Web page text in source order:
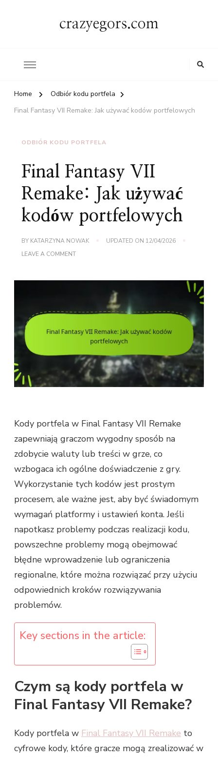
crazyegors.com
Home
Odbiór kodu portfela
Final Fantasy VII Remake: Jak używać kodów portfelowych
ODBIÓR KODU PORTFELA
Final Fantasy VII
Remake: Jak używać
kodów portfelowych
BY KATARZYNA NOWAK UPDATED ON 12/04/2026
LEAVE A COMMENTON
KODÓW
Kody portfela w Final Fantasy VII Remake
zapewniają graczom wygodny sposób na
zdobycie waluty lub treści w grze, co
wzbogaca ich ogólne doświadczenie z gry.
Wykorzystanie tych kodów jest prostym
procesem, ale ważne jest, aby być świadomym
wymagań platformy i ustawień konta. Jeśli
napotkasz problemy podczas realizacji kodu,
powszechne problemy mogą obejmować
błędne wprowadzenie lub ograniczenia
regionalne, które można rozwiązać przy użyciu
odpowiednich kroków rozwiązywania
problemów.
Key sections in the article:
Czym są kody portfela w
Final Fantasy VII Remake?
Kody portfela w Final Fantasy VII Remake to
cyfrowe kody, które gracze mogą zrealizować w